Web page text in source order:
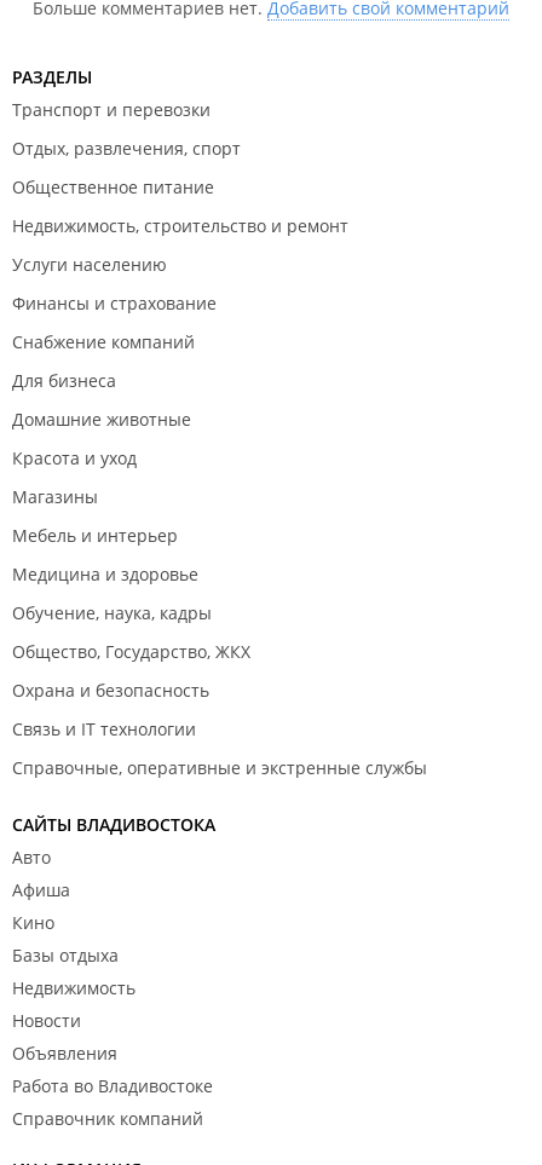
Больше комментариев нет. Добавить свой комментарий
РАЗДЕЛЫ
Транспорт и перевозки
Отдых, развлечения, спорт
Общественное питание
Недвижимость, строительство и ремонт
Услуги населению
Финансы и страхование
Снабжение компаний
Для бизнеса
Домашние животные
Красота и уход
Магазины
Мебель и интерьер
Медицина и здоровье
Обучение, наука, кадры
Общество, Государство, ЖКХ
Охрана и безопасность
Связь и IT технологии
Справочные, оперативные и экстренные службы
САЙТЫ ВЛАДИВОСТОКА
Авто
Афиша
Кино
Базы отдыха
Недвижимость
Новости
Объявления
Работа во Владивостоке
Справочник компаний